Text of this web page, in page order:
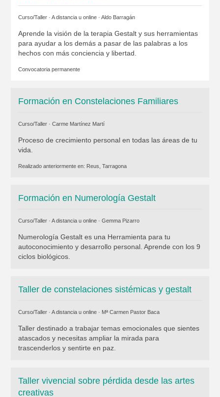
Curso/Taller · A distancia u online · Aldo Barragán
Aprende la visión de la terapia Gestalt y sus herramientas
para ayudar a los demás a pasar de las palabras a los
hechos con más conciencia y libertad.
Convocatoria permanente
Formación en Constelaciones Familiares
Curso/Taller · Carme Martínez Martí
Proceso de crecimiento personal en todas las áreas de tu
vida.
Realizado anteriormente en: Reus, Tarragona
Formación en Numerología Gestalt
Curso/Taller · A distancia u online · Gemma Pizarro
Numerología Gestalt es una Herramienta para tu
autoconocimiento y desarrollo personal. Aprende con los 9
ciclos biológicos.
Taller de constelaciones sistémicas y gestalt
Curso/Taller · A distancia u online · Mª Carmen Pastor Baca
Taller destinado a trabajar temas emocionales que sientes
atascados y necesitas ampliar la mirada para
trascenderlos y sentirte en paz.
Taller vivencial sobre pérdida desde las artes
creativas